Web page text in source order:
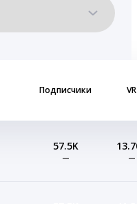
Подписчики VR
57.5K
— —